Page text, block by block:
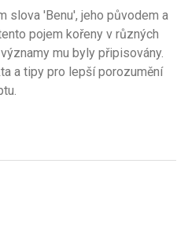
slova 'Benu', jeho původem a
pojem kořeny v různých
mu byly připisovány.
a tipy pro lepší porozumění